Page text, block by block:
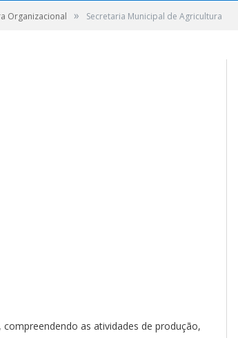
Organizacional » Secretaria Municipal de Agricultura
as atividades de produção,